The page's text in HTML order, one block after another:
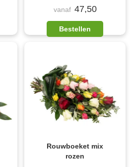
vanaf 47,50
Bestellen
Rouwboeket mix
rozen